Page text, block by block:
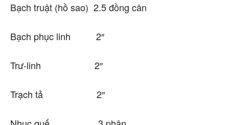
Bạch truật (hồ sao) 2.5 đồng cân
Bạch phục linh 2″
Trư-linh 2″
Trạch tả 2″